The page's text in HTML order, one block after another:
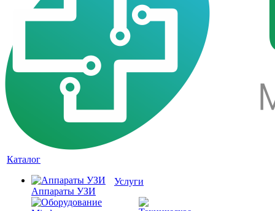
Каталог
Аппараты УЗИ
Услуги